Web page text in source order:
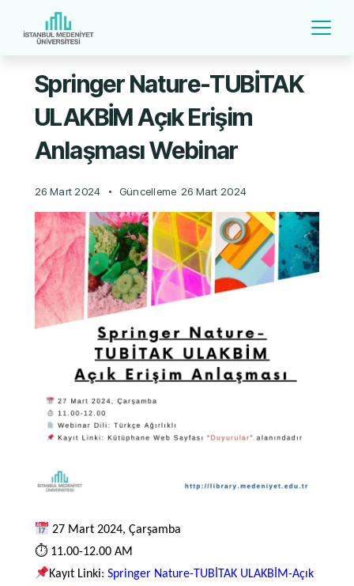
Springer Nature-TUBİTAK
ULAKBİM Açık Erişim
Anlaşması Webinar
26 Mart 2024 Güncelleme 26 Mart 2024
27 Mart 2024, Çarşamba
⏱ 11.00-12.00 AM
Kayıt Linki:Springer Nature-TUBİTAK ULAKBİM-Açık